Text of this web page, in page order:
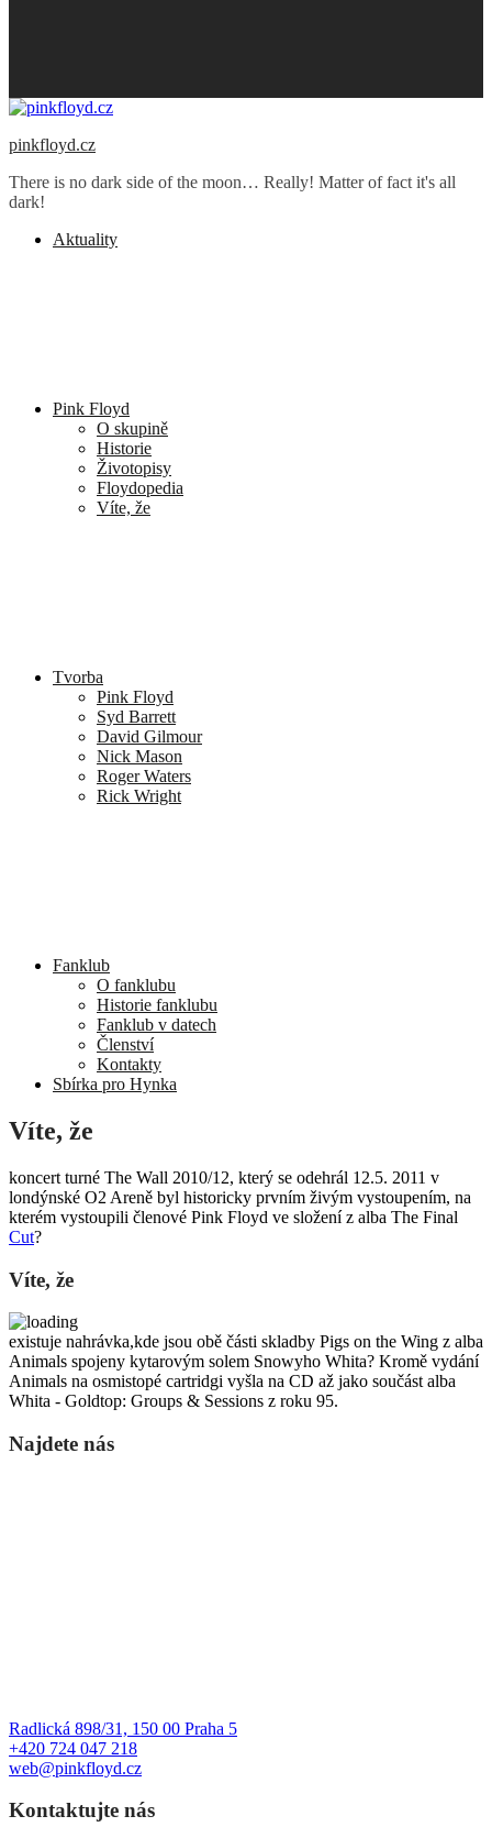
pinkfloyd.cz
There is no dark side of the moon… Really! Matter of fact it's all
dark!
Aktuality
Pink Floyd
O skupině
Historie
Životopisy
Floydopedia
Víte, že
Tvorba
Pink Floyd
Syd Barrett
David Gilmour
Nick Mason
Roger Waters
Rick Wright
Fanklub
O fanklubu
Historie fanklubu
Fanklub v datech
Členství
Kontakty
Sbírka pro Hynka
Víte, že
koncert turné The Wall 2010/12, který se odehrál 12.5. 2011 v
londýnské O2 Areně byl historicky prvním živým vystoupením, na
kterém vystoupili členové Pink Floyd ve složení z alba The Final
Cut?
Víte, že
existuje nahrávka,kde jsou obě části skladby Pigs on the Wing z alba
Animals spojeny kytarovým solem Snowyho Whita? Kromě vydání
Animals na osmistopé cartridgi vyšla na CD až jako součást alba
Whita - Goldtop: Groups & Sessions z roku 95.
Najdete nás
Radlická 898/31, 150 00 Praha 5
+420 724 047 218
web@pinkfloyd.cz
Kontaktujte nás